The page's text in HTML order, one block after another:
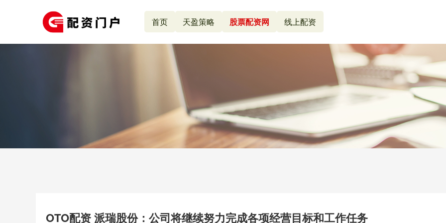
首页 天盈策略 股票配资网 线上配资
OTO配资 派瑞股份：公司将继续努力完成各项经营目标和工作任务